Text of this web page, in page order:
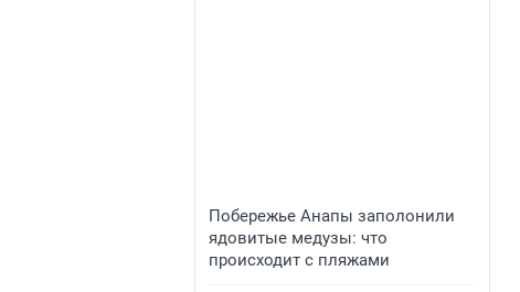
Побережье Анапы заполонили
ядовитые медузы: что
происходит с пляжами